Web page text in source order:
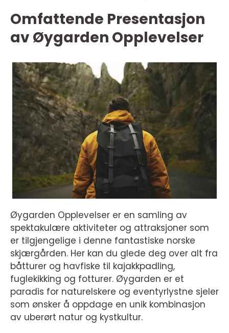
Omfattende Presentasjon
av Øygarden Opplevelser
Øygarden Opplevelser er en samling av
spektakulære aktiviteter og attraksjoner som
er tilgjengelige i denne fantastiske norske
skjærgården. Her kan du glede deg over alt fra
båtturer og havfiske til kajakkpadling,
fuglekikking og fotturer. Øygarden er et
paradis for naturelskere og eventyrlystne sjeler
som ønsker å oppdage en unik kombinasjon
av uberørt natur og kystkultur.